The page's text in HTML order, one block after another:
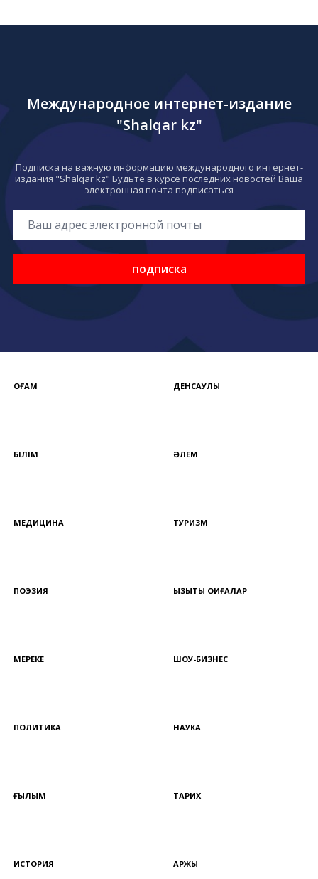
Международное интернет-издание
"Shalqar kz"
Подписка на важную информацию международного интернет-
издания "Shalqar kz" Будьте в курсе последних новостей Ваша
электронная почта подписаться
подписка
ҚОҒАМ ДЕНСАУЛЫҚ
БІЛІМ ӘЛЕМ
МЕДИЦИНА ТУРИЗМ
ПОЭЗИЯ ҚЫЗЫҚТЫ ОҚИҒАЛАР
МЕРЕКЕ ШОУ-БИЗНЕС
ПОЛИТИКА НАУКА
ҒЫЛЫМ ТАРИХ
ИСТОРИЯ ҚАРЖЫ